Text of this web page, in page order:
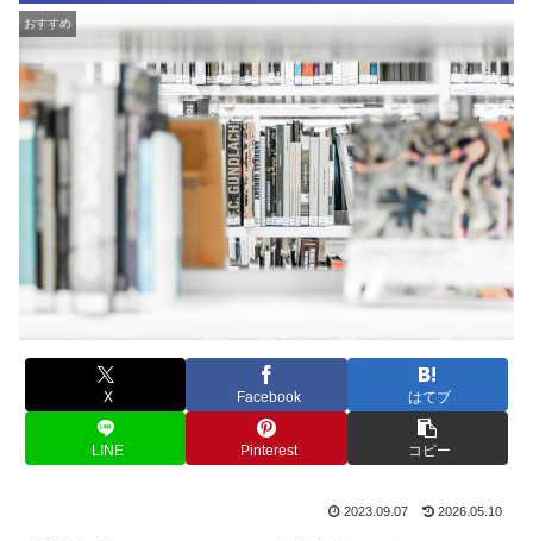
おすすめ
X Facebook はてブ
LINE Pinterest コピー
2023.09.07 2026.05.10